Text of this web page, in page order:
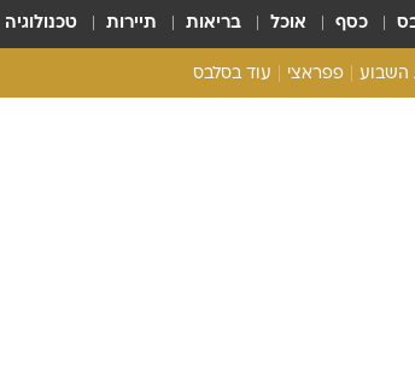
כסף אוכל בריאות תיירות טכנולוגיה
השבוע פפראצי עוד בסלבס